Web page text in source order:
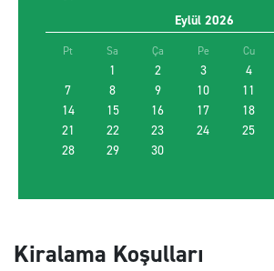
Eylül 2026
Pt Sa Ça Pe Cu
1 2 3 4
7
8 9 10 11
14
15 16 17 18
21
22 23 24 25
28
29 30
Promosyon kodu kullan
EN UYGUN ARACI BUL
Kiralama Koşulları